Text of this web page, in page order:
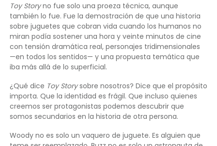
Toy Storyno fue solo una proeza técnica, aunque
también lo fue. Fue la demostración de que una historia
sobre juguetes que cobran vida cuando los humanos no
miran podía sostener una hora y veinte minutos de cine
con tensión dramática real, personajes tridimensionales
—en todos los sentidos— y una propuesta temática que
iba más allá de lo superficial.
¿Qué dice Toy Storysobre nosotros? Dice que el propósito
importa. Que la identidad es frágil. Que incluso quienes
creemos ser protagonistas podemos descubrir que
somos secundarios en la historia de otra persona.
Woody no es solo un vaquero de juguete. Es alguien que